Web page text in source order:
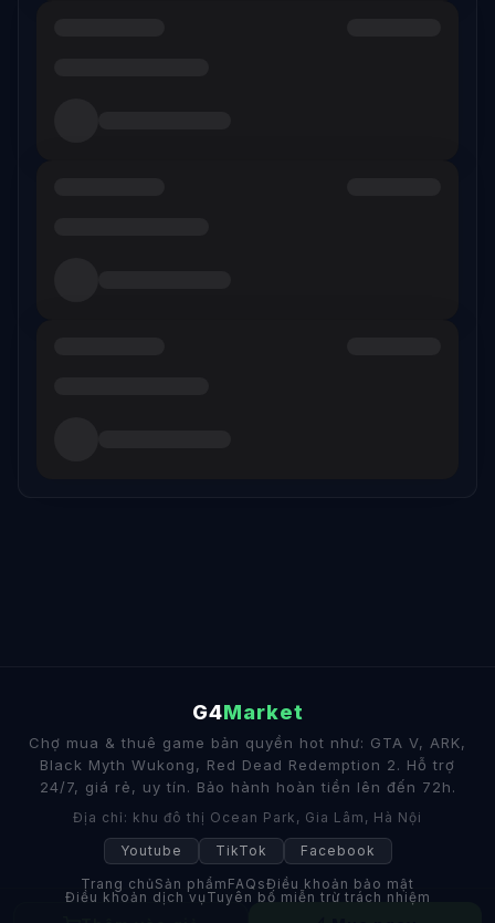
G4Market
Chợ mua & thuê game bản quyền hot như: GTA V, ARK,
Black Myth Wukong, Red Dead Redemption 2. Hỗ trợ
24/7, giá rẻ, uy tín. Bảo hành hoàn tiền lên đến 72h.
Địa chỉ: khu đô thị Ocean Park, Gia Lâm, Hà Nội
Youtube
TikTok
Facebook
Trang chủ Sản phẩm FAQsĐiều khoản bảo mật
Điều khoản dịch vụ Tuyên bố miễn trừ trách nhiệm